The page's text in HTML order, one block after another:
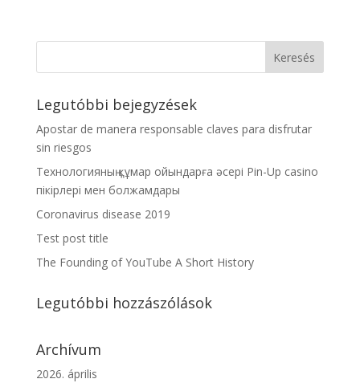
Legutóbbi bejegyzések
Apostar de manera responsable claves para disfrutar
sin riesgos
Технологияның құмар ойындарға әсері Pin-Up casino
пікірлері мен болжамдары
Coronavirus disease 2019
Test post title
The Founding of YouTube A Short History
Legutóbbi hozzászólások
Archívum
2026. április